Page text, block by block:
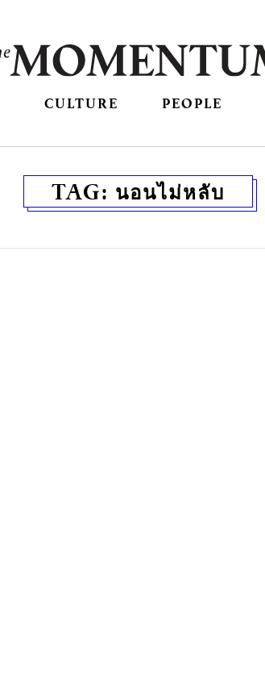
CULTURE PEOPLE
TAG: นอนไม่หลับ